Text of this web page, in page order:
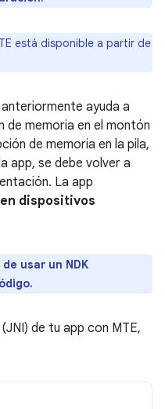
está disponible a partir de
ayuda a
memoria en el montón
de memoria en la pila,
app, se debe volver a
La app
dispositivos
usar un NDK
de tu app con MTE,